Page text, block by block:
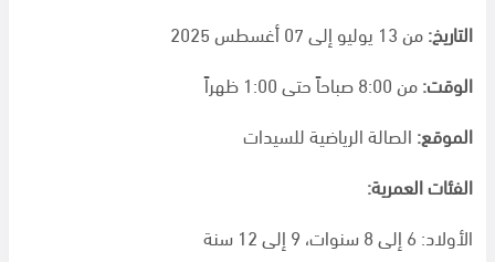
التاريخ:من 13 يوليو إلى 07 أغسطس 2025
الوقت:من 8:00 صباحاً حتى 1:00 ظهراً
الموقع:الصالة الرياضية للسيدات
الفئات العمرية:
الأولاد: 6 إلى 8 سنوات، 9 إلى 12 سنة